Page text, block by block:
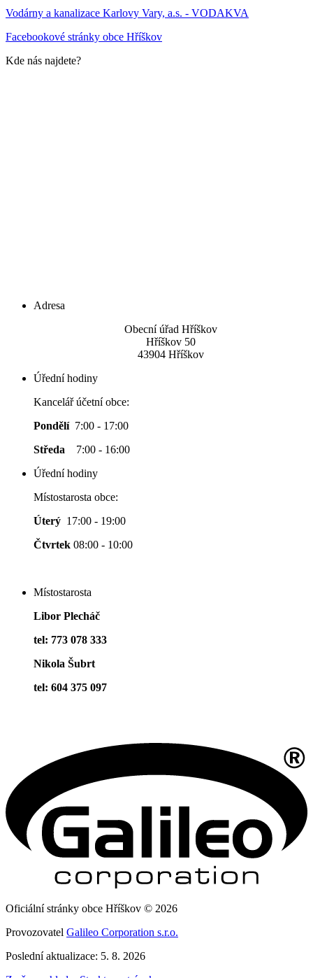
Vodárny a kanalizace Karlovy Vary, a.s. - VODAKVA
Facebookové stránky obce Hříškov
Kde nás najdete?
Adresa
Obecní úřad Hříškov
Hříškov 50
43904 Hříškov
Úřední hodiny
Kancelář účetní obce:
Pondělí 7:00 - 17:00
Středa 7:00 - 16:00
Úřední hodiny
Místostarosta obce:
Úterý 17:00 - 19:00
Čtvrtek 08:00 - 10:00
Místostarosta
Libor Plecháč
tel: 773 078 333
Nikola Šubrt
tel: 604 375 097
Oficiální stránky obce Hříškov © 2026
Provozovatel Galileo Corporation s.r.o.
Poslední aktualizace: 5. 8. 2026